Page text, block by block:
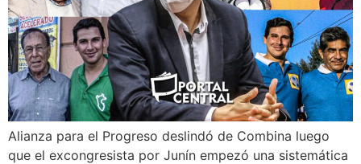
Alianza para el Progreso deslindó de Combina luego
que el excongresista por Junín empezó una sistemática